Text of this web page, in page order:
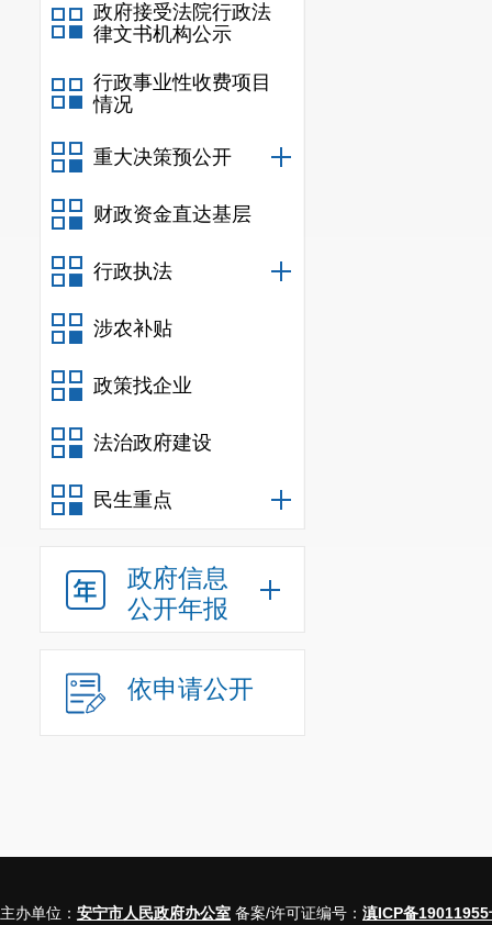
政府接受法院行政法
律文书机构公示
行政事业性收费项目
情况
重大决策预公开
财政资金直达基层
行政执法
涉农补贴
政策找企业
法治政府建设
民生重点
政府信息
公开年报
依申请公开
主办单位： 安宁市人民政府办公室 备案/许可证编号： 滇ICP备